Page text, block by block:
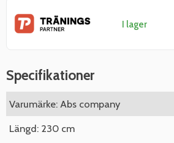
I lager
Specifikationer
Varumärke: Abs company
Längd: 230 cm